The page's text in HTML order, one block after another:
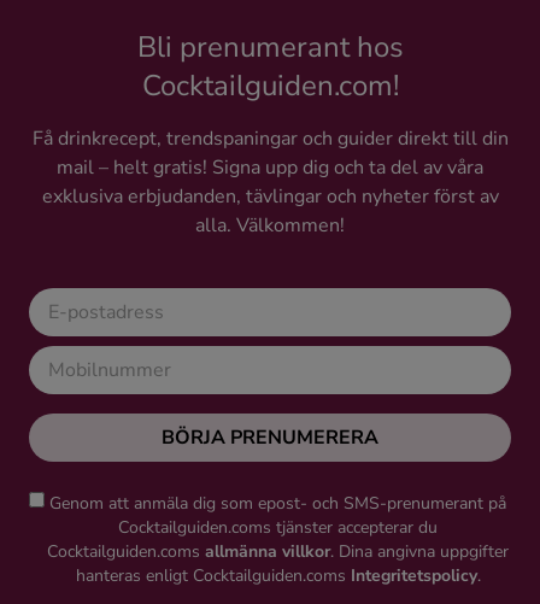
Bli prenumerant hos
Cocktailguiden.com!
Få drinkrecept, trendspaningar och guider direkt till din
mail – helt gratis! Signa upp dig och ta del av våra
exklusiva erbjudanden, tävlingar och nyheter först av
alla. Välkommen!
BÖRJA PRENUMERERA
Genom att anmäla dig som epost- och SMS-prenumerant på
Cocktailguiden.coms tjänster accepterar du
Cocktailguiden.coms allmänna villkor. Dina angivna uppgifter
hanteras enligt Cocktailguiden.coms Integritetspolicy.